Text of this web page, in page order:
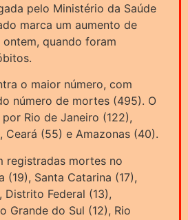
pelo Ministério da Saúde
marca um aumento de
ontem, quando foram
o maior número, com
número de mortes (495). O
Rio de Janeiro (122),
Ceará (55) e Amazonas (40).
registradas mortes no
(19), Santa Catarina (17),
Distrito Federal (13),
Grande do Sul (12), Rio